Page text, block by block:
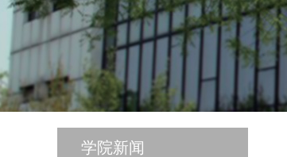
学院新闻